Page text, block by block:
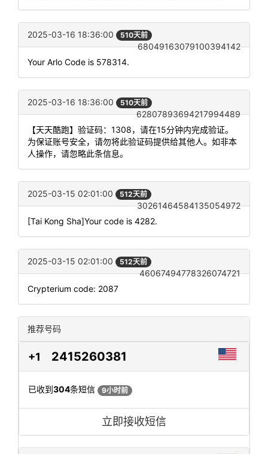
2025-03-16 18:36:00 510天前
68049163079100394142
Your Arlo Code is 578314.
2025-03-16 18:36:00 510天前
62807893694217994489
【天天酷跑】验证码：1308，请在15分钟内完成验证。
为保证账号安全，请勿将此验证码提供给其他人。如非本
人操作，请忽略此条信息。
2025-03-15 02:01:00 512天前
30261464584135054972
[Tai Kong Sha]Your code is 4282.
2025-03-15 02:01:00 512天前
46067494778326074721
Crypterium code: 2087
推荐号码
+1 2415260381
已收到304条短信 9小时前
立即接收短信